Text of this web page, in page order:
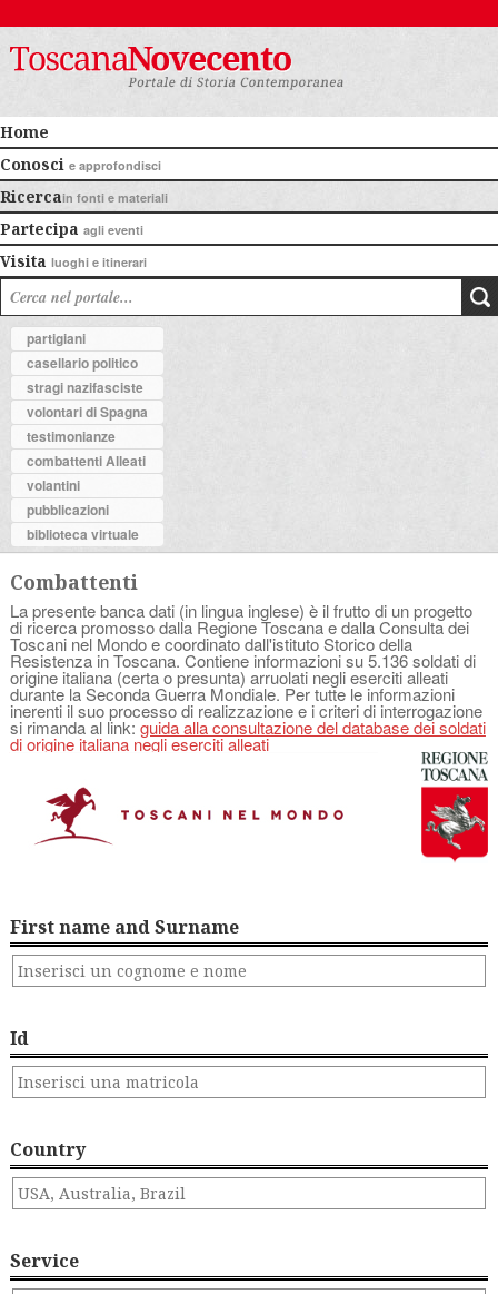
Home
Conosci e approfondisci
Ricercain fonti e materiali
Partecipa agli eventi
Visita luoghi e itinerari
partigiani
casellario politico
stragi nazifasciste
volontari di Spagna
testimonianze
combattenti Alleati
volantini
pubblicazioni
biblioteca virtuale
Combattenti
La presente banca dati (in lingua inglese) è il frutto di un progetto
di ricerca promosso dalla Regione Toscana e dalla Consulta dei
Toscani nel Mondo e coordinato dall'istituto Storico della
Resistenza in Toscana. Contiene informazioni su 5.136 soldati di
origine italiana (certa o presunta) arruolati negli eserciti alleati
durante la Seconda Guerra Mondiale. Per tutte le informazioni
inerenti il suo processo di realizzazione e i criteri di interrogazione
si rimanda al link: guida alla consultazione del database dei soldati
di origine italiana negli eserciti alleati
First name and Surname
Id
Country
Service